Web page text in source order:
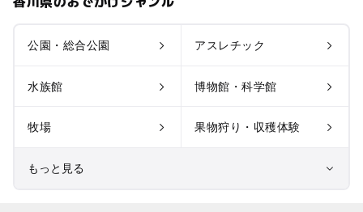
公園・総合公園 アスレチック
水族館 博物館・科学館
牧場 果物狩り・収穫体験
もっと見る